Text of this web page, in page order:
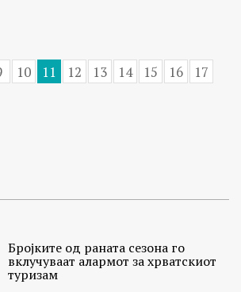
10 11 12 13 14 15 16 17
Бројките од раната сезона го
вклучуваат алармот за хрватскиот
туризам